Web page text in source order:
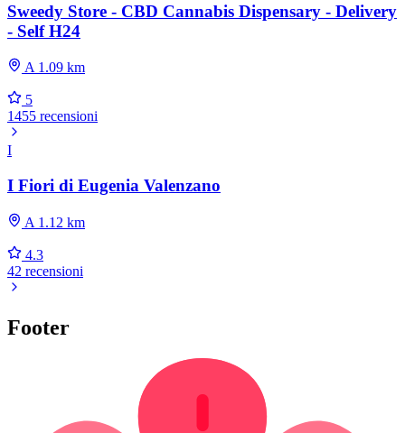
Sweedy Store - CBD Cannabis Dispensary - Delivery
- Self H24
A 1.09 km
5
1455 recensioni
I
I Fiori di Eugenia Valenzano
A 1.12 km
4.3
42 recensioni
Footer